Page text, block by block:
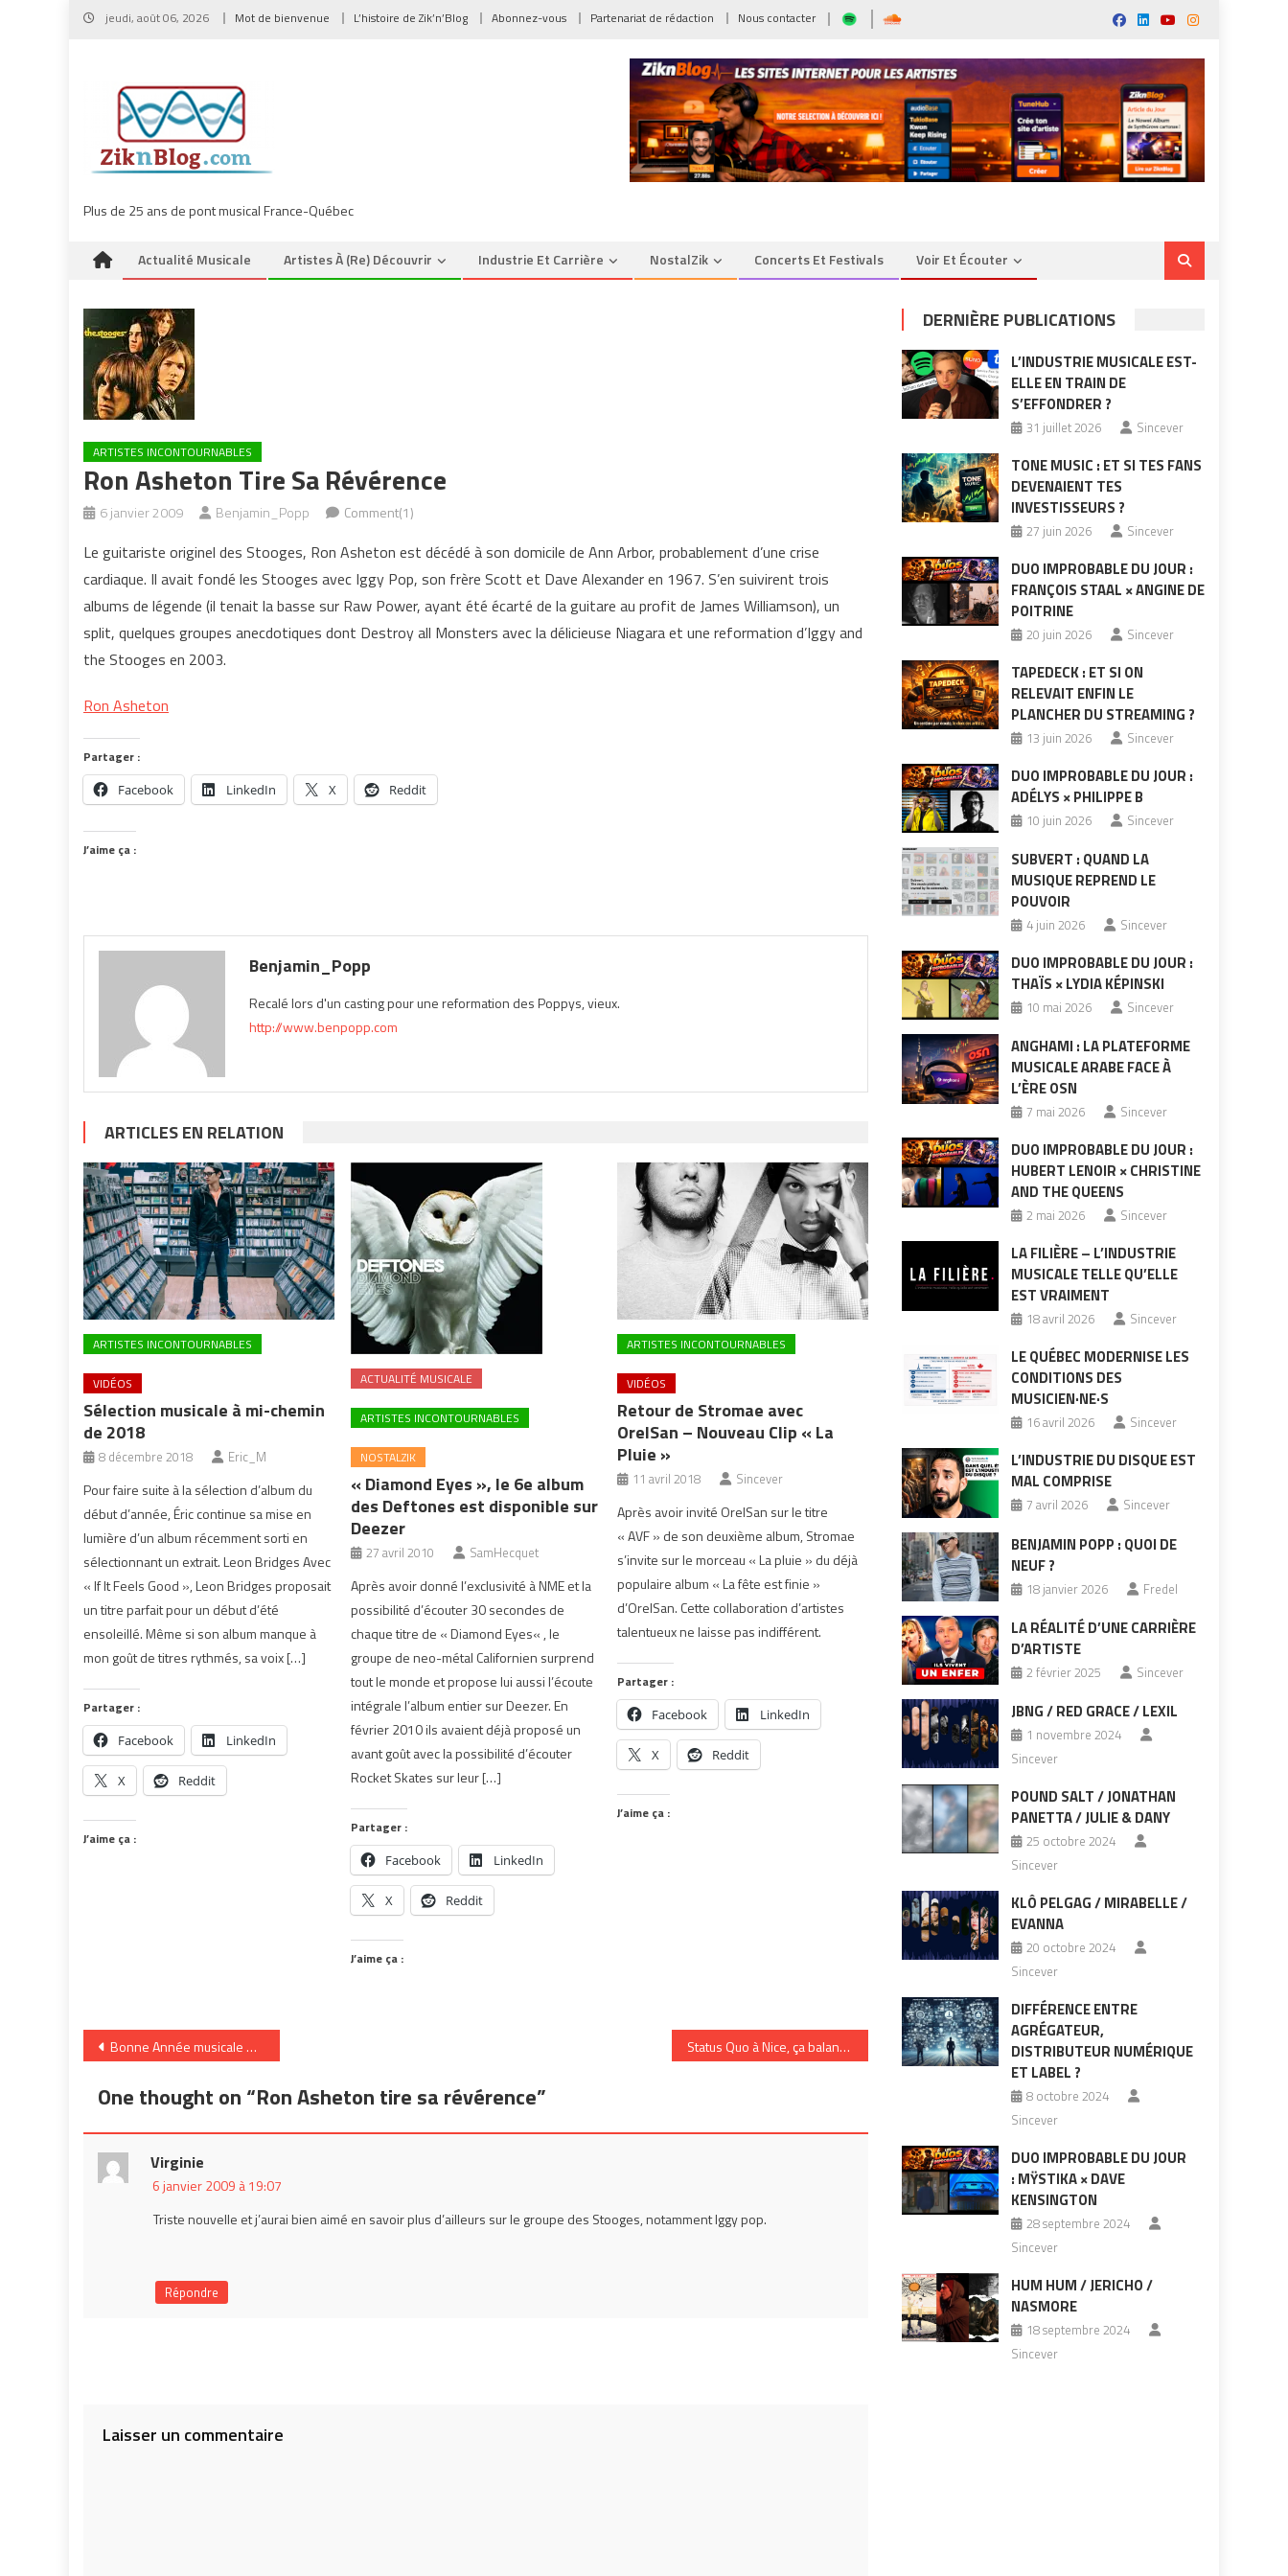
Skip
jeudi, août 06, 2026 Mot de bienvenue L’histoire de Zik’n’Blog Abonnez-vous Partenariat de rédaction Nous contacter
Plus de 25 ans de pont musical France-Québec
Actualité Musicale Artistes À (re) Découvrir Industrie Et Carrière NostalZik Concerts Et Festivals Voir Et Écouter
ARTISTES INCONTOURNABLES
Ron Asheton Tire Sa Révérence
6 janvier 2009 Benjamin_Popp Comment(1)
Le guitariste originel des Stooges, Ron Asheton est décédé à son domicile de Ann Arbor, probablement d’une crise
cardiaque. Il avait fondé les Stooges avec Iggy Pop, son frère Scott et Dave Alexander en 1967. S’en suivirent trois
albums de légende (il tenait la basse sur Raw Power, ayant été écarté de la guitare au profit de James Williamson), un
split, quelques groupes anecdotiques dont Destroy all Monsters avec la délicieuse Niagara et une reformation d’Iggy and
the Stooges en 2003.
Ron Asheton
Partager :
Facebook LinkedIn X Reddit
J’aime ça :
Benjamin_Popp
Recalé lors d'un casting pour une reformation des Poppys, vieux.
http://www.benpopp.com
ARTICLES EN RELATION
ARTISTES INCONTOURNABLES
VIDÉOS
Sélection musicale à mi-chemin
de 2018
8 décembre 2018 Eric_M
Pour faire suite à la sélection d’album du
début d’année, Éric continue sa mise en
lumière d’un album récemment sorti en
sélectionnant un extrait. Leon Bridges Avec
« If It Feels Good », Leon Bridges proposait
un titre parfait pour un début d’été
ensoleillé. Même si son album manque à
mon goût de titres rythmés, sa voix […]
Partager :
Facebook LinkedIn
X Reddit
J’aime ça :
ACTUALITÉ MUSICALE
ARTISTES INCONTOURNABLES
NOSTALZIK
« Diamond Eyes », le 6e album
des Deftones est disponible sur
Deezer
27 avril 2010 SamHecquet
Après avoir donné l’exclusivité à NME et la
possibilité d’écouter 30 secondes de
chaque titre de « Diamond Eyes« , le
groupe de neo-métal Californien surprend
tout le monde et propose lui aussi l’écoute
intégrale l’album entier sur Deezer. En
février 2010 ils avaient déjà proposé un
avant goût avec la possibilité d’écouter
Rocket Skates sur leur […]
Partager :
Facebook LinkedIn
X Reddit
J’aime ça :
ARTISTES INCONTOURNABLES
VIDÉOS
Retour de Stromae avec
OrelSan – Nouveau Clip « La
Pluie »
11 avril 2018 Sincever
Après avoir invité OrelSan sur le titre
« AVF » de son deuxième album, Stromae
s’invite sur le morceau « La pluie » du déjà
populaire album « La fête est finie »
d’OrelSan. Cette collaboration d’artistes
talentueux ne laisse pas indifférent.
Partager :
Facebook LinkedIn
X Reddit
J’aime ça :
Navigation
de
l’article
Bonne Année musicale 2009 Status Quo à Nice, ça balance!
One thought on “Ron Asheton tire sa révérence”
Virginie
6 janvier 2009 à 19:07
Triste nouvelle et j’aurai bien aimé en savoir plus d’ailleurs sur le groupe des Stooges, notamment Iggy pop.
Répondre
Laisser un commentaire
DERNIÈRE PUBLICATIONS
L’INDUSTRIE MUSICALE EST-
ELLE EN TRAIN DE
S’EFFONDRER ?
31 juillet 2026 Sincever
TONE MUSIC : ET SI TES FANS
DEVENAIENT TES
INVESTISSEURS ?
27 juin 2026 Sincever
DUO IMPROBABLE DU JOUR :
FRANÇOIS STAAL × ANGINE DE
POITRINE
20 juin 2026 Sincever
TAPEDECK : ET SI ON
RELEVAIT ENFIN LE
PLANCHER DU STREAMING ?
13 juin 2026 Sincever
DUO IMPROBABLE DU JOUR :
ADÉLYS × PHILIPPE B
10 juin 2026 Sincever
SUBVERT : QUAND LA
MUSIQUE REPREND LE
POUVOIR
4 juin 2026 Sincever
DUO IMPROBABLE DU JOUR :
THAÏS × LYDIA KÉPINSKI
10 mai 2026 Sincever
ANGHAMI : LA PLATEFORME
MUSICALE ARABE FACE À
L’ÈRE OSN
7 mai 2026 Sincever
DUO IMPROBABLE DU JOUR :
HUBERT LENOIR × CHRISTINE
AND THE QUEENS
2 mai 2026 Sincever
LA FILIÈRE – L’INDUSTRIE
MUSICALE TELLE QU’ELLE
EST VRAIMENT
18 avril 2026 Sincever
LE QUÉBEC MODERNISE LES
CONDITIONS DES
MUSICIEN·NE·S
16 avril 2026 Sincever
L’INDUSTRIE DU DISQUE EST
MAL COMPRISE
7 avril 2026 Sincever
BENJAMIN POPP : QUOI DE
NEUF ?
18 janvier 2026 Fredel
LA RÉALITÉ D’UNE CARRIÈRE
D’ARTISTE
2 février 2025 Sincever
JBNG / RED GRACE / LEXIL
1 novembre 2024
Sincever
POUND SALT / JONATHAN
PANETTA / JULIE & DANY
25 octobre 2024
Sincever
KLÔ PELGAG / MIRABELLE /
EVANNA
20 octobre 2024
Sincever
DIFFÉRENCE ENTRE
AGRÉGATEUR,
DISTRIBUTEUR NUMÉRIQUE
ET LABEL ?
8 octobre 2024
Sincever
DUO IMPROBABLE DU JOUR
: MŸSTIKA × DAVE
KENSINGTON
28 septembre 2024
Sincever
HUM HUM / JERICHO /
NASMORE
18 septembre 2024
Sincever